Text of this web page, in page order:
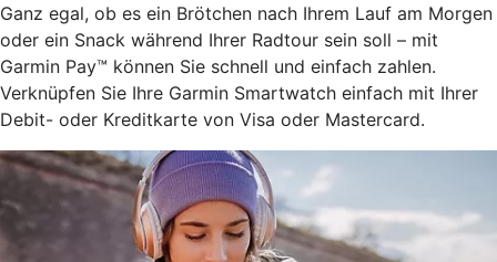
Ganz egal, ob es ein Brötchen nach Ihrem Lauf am Morgen
oder ein Snack während Ihrer Radtour sein soll – mit
Garmin Pay™ können Sie schnell und einfach zahlen.
Verknüpfen Sie Ihre Garmin Smartwatch einfach mit Ihrer
Debit- oder Kreditkarte von Visa oder Mastercard.